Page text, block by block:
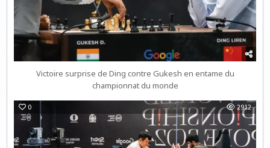
Victoire surprise de Ding contre Gukesh en entame du
championnat du monde
0 2912